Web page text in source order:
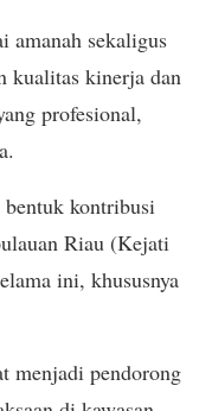
amanah sekaligus
kualitas kinerja dan
profesional,
kontribusi
Riau (Kejati
ini, khususnya
menjadi pendorong